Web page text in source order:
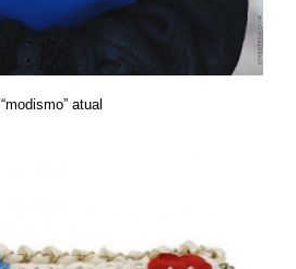
“modismo” atual